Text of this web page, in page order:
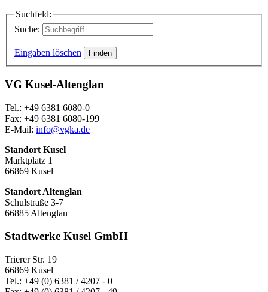
Suchfeld:
Suche:
Eingaben löschen
VG Kusel-Altenglan
Tel.: +49 6381 6080-0
Fax: +49 6381 6080-199
E-Mail: info@vgka.de
Standort Kusel
Marktplatz 1
66869 Kusel
Standort Altenglan
Schulstraße 3-7
66885 Altenglan
Stadtwerke Kusel GmbH
Trierer Str. 19
66869 Kusel
Tel.: +49 (0) 6381 / 4207 - 0